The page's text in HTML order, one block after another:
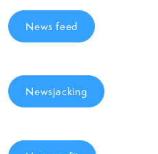
News feed
Newsjacking